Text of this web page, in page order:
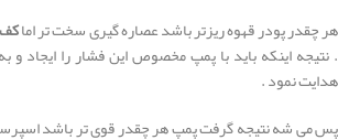
هر چقدر پودر قهوه ریزتر باشد عصاره گیری سخت تر اما
. نتیجه اینکه باید با پمپ مخصوص این فشار را ایجاد
هدایت نمود .
پس می شه نتیجه گرفت پمپ هر چقدر قوی تر باشد اسپرسو